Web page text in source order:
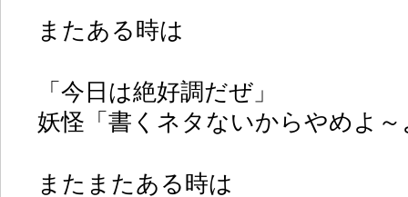
またある時は
「今日は絶好調だぜ」
妖怪「書くネタないからやめよ～
またまたある時は